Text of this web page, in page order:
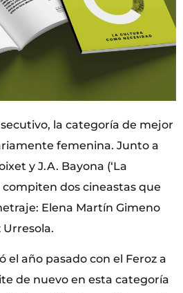
la categoría de mejor
femenina. Junto a
y J.A. Bayona (‘La
compiten dos cineastas que
Elena Martín Gimeno
Urresola.
el año pasado con el Feroz a
de nuevo en esta categoría